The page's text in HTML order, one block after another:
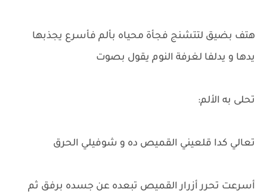
هتف بضيق لتتشنج فجأة محياه بألم فأسرع يجذبها
يدها و يدلفا لغرفة النوم يقول بصوت
تحلى به الألم:
تعالي كدا قلعيني القميص ده و شوفيلي الحرق
أسرعت تحرر أزرار القميص تبعده عن جسده برفق ثم